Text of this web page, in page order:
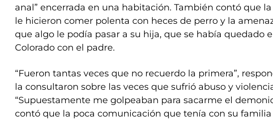
anal” encerrada en una habitación. También contó que
le hicieron comer polenta con heces de perro y la
que algo le podía pasar a su hija, que se había quedado
Colorado con el padre.
“Fueron tantas veces que no recuerdo la primera”,
la consultaron sobre las veces que sufrió abuso y
“Supuestamente me golpeaban para sacarme el
contó que la poca comunicación que tenía con su familia